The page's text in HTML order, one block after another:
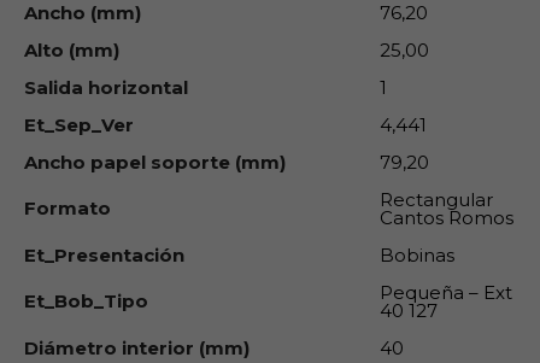
Ancho (mm)
76,20
Alto (mm)
25,00
Salida horizontal
1
Et_Sep_Ver
4,441
Ancho papel soporte (mm)
79,20
Formato
Rectangular
Cantos Romos
Et_Presentación
Bobinas
Et_Bob_Tipo
Pequeña – Ext
40 127
Diámetro interior (mm)
40